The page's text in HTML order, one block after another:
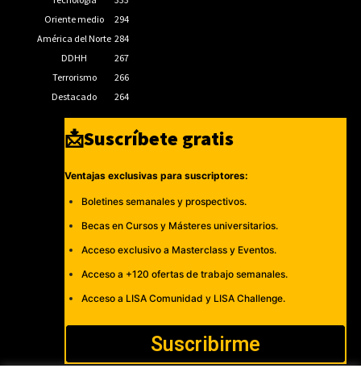
Oriente medio
294
América del Norte 284
DDHH
267
Terrorismo
266
Destacado
264
📩Suscríbete gratis
Ventajas exclusivas para suscriptores:
Boletines semanales y prospectivos.
Becas en Cursos y Másteres universitarios.
Acceso exclusivo a Masterclass y Eventos.
Acceso a +120 ofertas de trabajo semanales.
Acceso a LISA Comunidad y LISA Challenge.
Suscribirme